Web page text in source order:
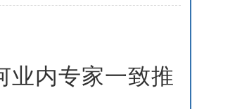
内专家一致推